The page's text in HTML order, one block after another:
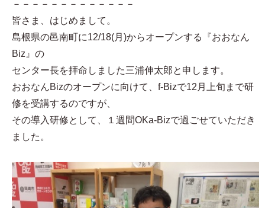
－－－－－－－－－－－－－
皆さま、はじめまして。
島根県の邑南町に12/18(月)からオープンする『おおなん
Biz』の
センター長を拝命しました三浦伸太郎と申します。
おおなんBizのオープンに向けて、f-Bizで12月上旬まで研
修を受講するのですが、
その導入研修として、１週間OKa-Bizで過ごせていただき
ました。